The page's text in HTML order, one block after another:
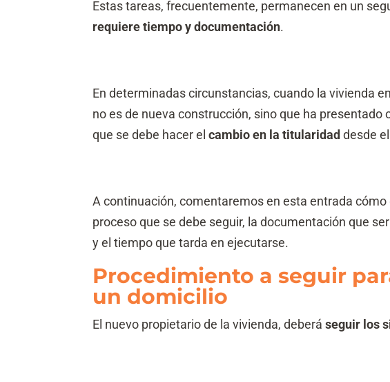
Estas tareas, frecuentemente, permanecen en un
requiere tiempo y documentación.
En determinadas circunstancias, cuando la vivienda
no es de nueva construcción, sino que ha
que se debe hacer elcambio en la titularidaddesde
A continuación, comentaremos en esta entrada
proceso que se debe seguir, la documentación que
y el tiempo que tarda en ejecutarse.
Procedimiento a seguir
un domicilio
El nuevo propietario de la vivienda, deberáseguir los